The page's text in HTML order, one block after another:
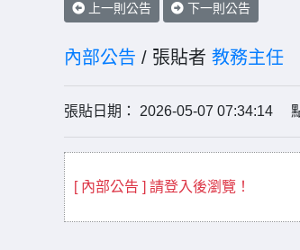
上一則公告 下一則公告
內部公告 / 張貼者 教務主任
張貼日期： 2026-05-07 07:34:14
[ 內部公告 ] 請登入後瀏覽！